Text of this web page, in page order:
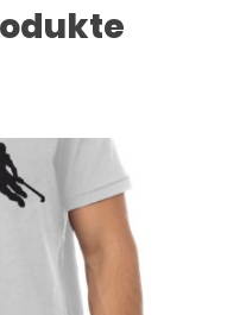
gewählt werden